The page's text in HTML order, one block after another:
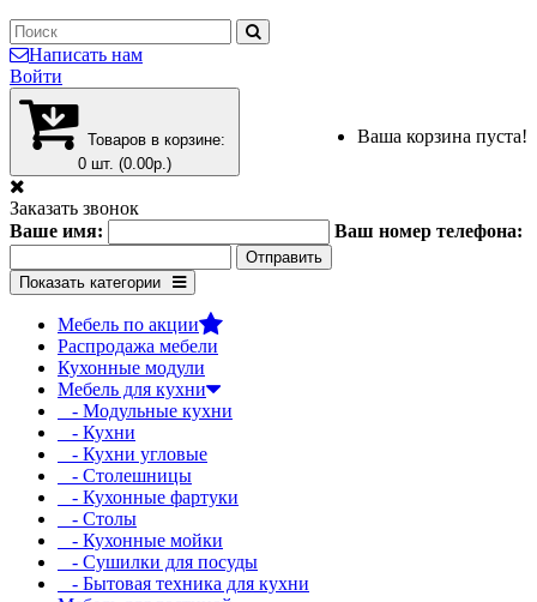
Написать нам
Войти
Товаров в корзине:
0 шт. (0.00р.)
Ваша корзина пуста!
Заказать звонок
Ваше имя:
Ваш номер телефона:
Показать категории
Мебель по акции
Распродажа мебели
Кухонные модули
Мебель для кухни
- Модульные кухни
- Кухни
- Кухни угловые
- Столешницы
- Кухонные фартуки
- Столы
- Кухонные мойки
- Сушилки для посуды
- Бытовая техника для кухни